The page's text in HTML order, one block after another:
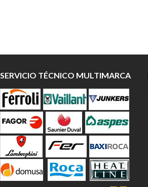
SERVICIO TÉCNICO MULTIMARCA